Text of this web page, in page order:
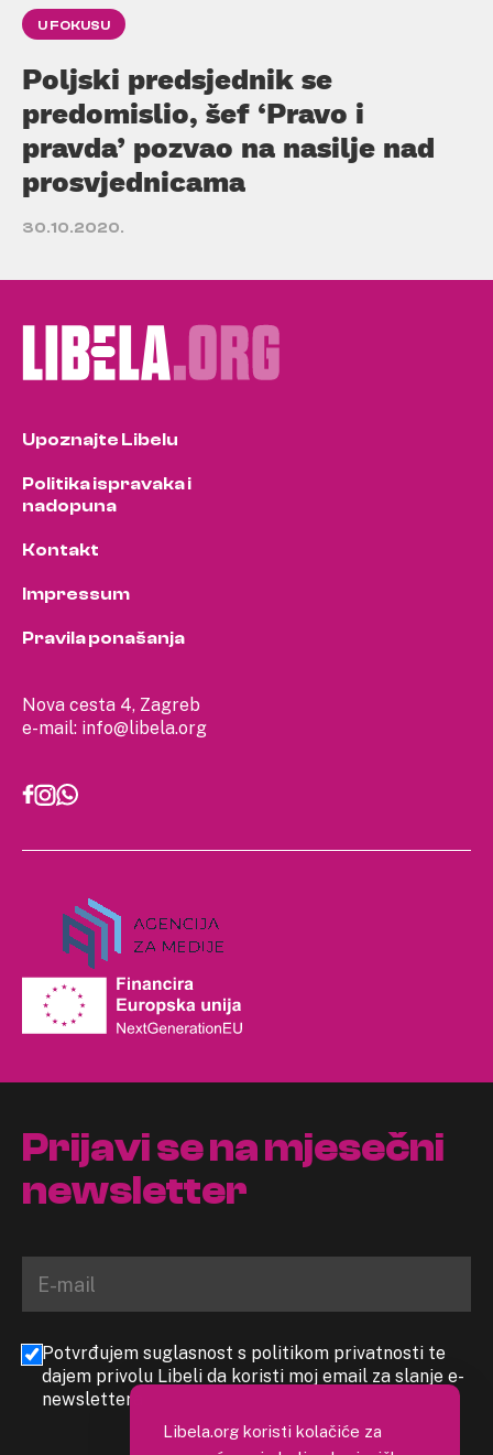
U FOKUSU
Poljski predsjednik se
predomislio, šef ‘Pravo i
pravda’ pozvao na nasilje nad
prosvjednicama
30.10.2020.
Nova cesta 4, Zagreb
e-mail: info@libela.org
Upoznajte Libelu
Politika ispravaka i
nadopuna
Kontakt
Impressum
Pravila ponašanja
Prijavi se na mjesečni
newsletter
Potvrđujem suglasnost s politikom privatnosti te
dajem privolu Libeli da koristi moj email za slanje e-
newslettera
Libela.org koristi kolačiće za